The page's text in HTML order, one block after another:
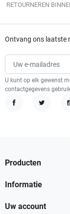
RETOURNEREN
Ontvang ons laatste
U kunt op elk gewenst
contactgegevens
Producten
Informatie
Uw account